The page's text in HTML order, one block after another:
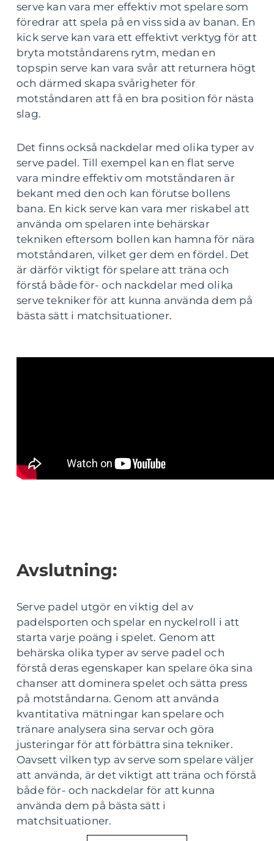
serve kan vara mer effektiv mot spelare som
föredrar att spela på en viss sida av banan. En
kick serve kan vara ett effektivt verktyg för att
bryta motståndarens rytm, medan en
topspin serve kan vara svår att returnera högt
och därmed skapa svårigheter för
motståndaren att få en bra position för nästa
slag.
Det finns också nackdelar med olika typer av
serve padel. Till exempel kan en flat serve
vara mindre effektiv om motståndaren är
bekant med den och kan förutse bollens
bana. En kick serve kan vara mer riskabel att
använda om spelaren inte behärskar
tekniken eftersom bollen kan hamna för nära
motståndaren, vilket ger dem en fördel. Det
är därför viktigt för spelare att träna och
förstå både för- och nackdelar med olika
serve tekniker för att kunna använda dem på
bästa sätt i matchsituationer.
Avslutning:
Serve padel utgör en viktig del av
padelsporten och spelar en nyckelroll i att
starta varje poäng i spelet. Genom att
behärska olika typer av serve padel och
förstå deras egenskaper kan spelare öka sina
chanser att dominera spelet och sätta press
på motståndarna. Genom att använda
kvantitativa mätningar kan spelare och
tränare analysera sina servar och göra
justeringar för att förbättra sina tekniker.
Oavsett vilken typ av serve som spelare väljer
att använda, är det viktigt att träna och förstå
både för- och nackdelar för att kunna
använda dem på bästa sätt i
matchsituationer.